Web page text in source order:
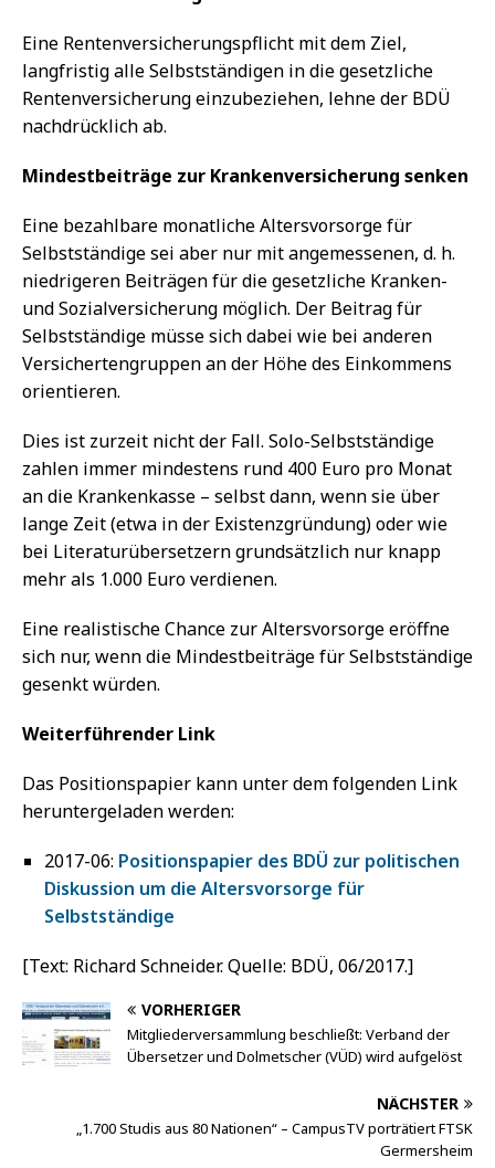
Eine Rentenversicherungspflicht mit dem Ziel,
langfristig alle Selbstständigen in die gesetzliche
Rentenversicherung einzubeziehen, lehne der BDÜ
nachdrücklich ab.
Mindestbeiträge zur Krankenversicherung senken
Eine bezahlbare monatliche Altersvorsorge für
Selbstständige sei aber nur mit angemessenen, d. h.
niedrigeren Beiträgen für die gesetzliche Kranken-
und Sozialversicherung möglich. Der Beitrag für
Selbstständige müsse sich dabei wie bei anderen
Versichertengruppen an der Höhe des Einkommens
orientieren.
Dies ist zurzeit nicht der Fall. Solo-Selbstständige
zahlen immer mindestens rund 400 Euro pro Monat
an die Krankenkasse – selbst dann, wenn sie über
lange Zeit (etwa in der Existenzgründung) oder wie
bei Literaturübersetzern grundsätzlich nur knapp
mehr als 1.000 Euro verdienen.
Eine realistische Chance zur Altersvorsorge eröffne
sich nur, wenn die Mindestbeiträge für Selbstständige
gesenkt würden.
Weiterführender Link
Das Positionspapier kann unter dem folgenden Link
heruntergeladen werden:
2017-06: Positionspapier des BDÜ zur politischen
Diskussion um die Altersvorsorge für
Selbstständige
[Text: Richard Schneider. Quelle: BDÜ, 06/2017.]
VORHERIGER
Mitgliederversammlung beschließt: Verband der
Übersetzer und Dolmetscher (VÜD) wird aufgelöst
NÄCHSTER
„1.700 Studis aus 80 Nationen“ – CampusTV porträtiert FTSK
Germersheim